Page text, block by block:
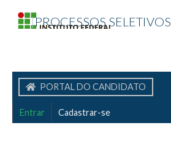
|PROCESSOS SELETIVOS
PORTAL DO CANDIDATO
Entrar Cadastrar-se